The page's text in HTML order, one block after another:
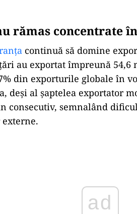
rămas concentrate
continuă să domine
au exportat împreună
din exporturile globale în
deși al șaptelea exportator
consecutiv, semnalând
ad